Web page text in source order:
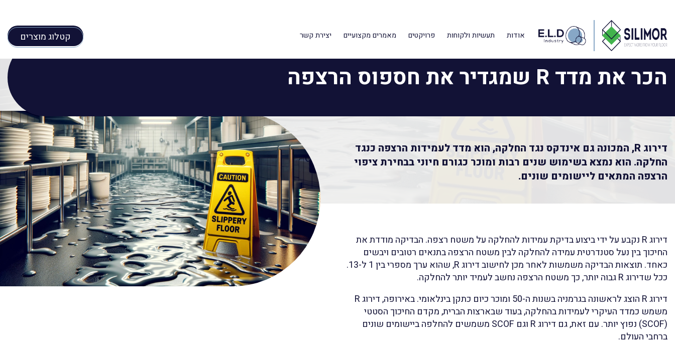
אודות תעשיות ולקוחות פרויקטים מאמרים מקצועיים יצירת קשר קטלוג מוצרים
דף הבית »מאמרים מקצועיים»
הכר את מדד R שמגדיר את חספוס הרצפה
דירוג R, המכונה גם אינדקס נגד החלקה, הוא מדד לעמידות הרצפה כנגד
החלקה. הוא נמצא בשימוש שנים רבות ומוכר כגורם חיוני בבחירת ציפוי
הרצפה המתאים ליישומים שונים.
דירוג R נקבע על ידי ביצוע בדיקת עמידות להחלקה על משטח רצפה. הבדיקה מודדת את
החיכוך בין נעל סטנדרטית עמידה להחלקה לבין משטח הרצפה בתנאים רטובים ויבשים
כאחד. תוצאות הבדיקה משמשות לאחר מכן לחישוב דירוג R, שהוא ערך מספרי בין 1 ל-13.
ככל שדירוג R גבוה יותר, כך משטח הרצפה נחשב לעמיד יותר להחלקה.
דירוג R הוצג לראשונה בגרמניה בשנות ה-50 ומוכר כיום כתקן בינלאומי. באירופה, דירוג R
משמש כמדד העיקרי לעמידות בהחלקה, בעוד שבארצות הברית, מקדם החיכוך הסטטי
(SCOF) נפוץ יותר. עם זאת, גם דירוג R וגם SCOF משמשים להחלפה ביישומים שונים
ברחבי העולם.